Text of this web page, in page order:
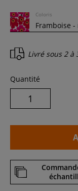
Coloris
Livré sous 2 à
Quantité